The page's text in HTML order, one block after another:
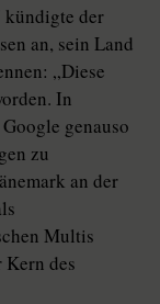
kündigte der
an, sein Land
„Diese
In
genauso
zu
an der
Multis
Kern des